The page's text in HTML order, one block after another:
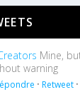
Mine,
warning
•Retweet